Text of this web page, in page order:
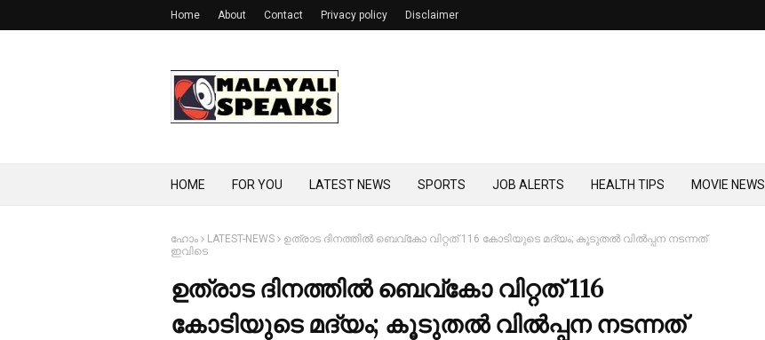
Home About Contact Privacy policy Disclaimer
HOME FOR YOU LATEST NEWS SPORTS JOB ALERTS HEALTH TIPS MOVIE NEWS
ഹോം LATEST-NEWS
ഉത്രാട ദിനത്തില്‍ ബെവ്‌കോ വിറ്റത് 116 കോടിയുടെ മദ്യം; കൂടുതല്‍ വില്‍പ്പന നടന്നത്
ഇവിടെ
ഉത്രാട ദിനത്തില്‍ ബെവ്‌കോ വിറ്റത് 116
കോടിയുടെ മദ്യം; കൂടുതല്‍ വില്‍പ്പന നടന്നത്